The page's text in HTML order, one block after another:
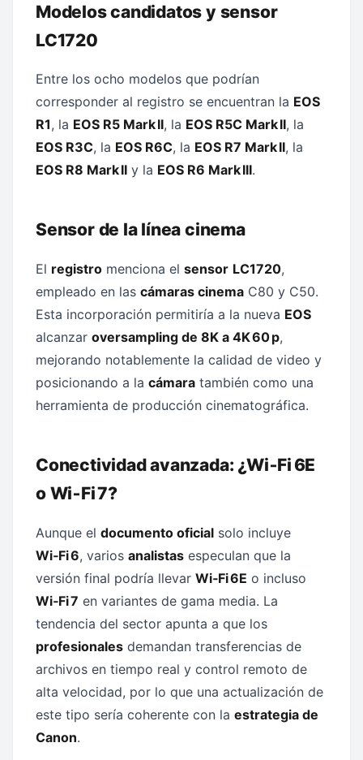
Modelos candidatos y sensor
LC1720
Entre los ocho modelos que podrían
corresponder al registro se encuentran la EOS
R1, la EOS R5 Mark II, la EOS R5C Mark II, la
EOS R3C, la EOS R6C, la EOS R7 Mark II, la
EOS R8 Mark II y la EOS R6 Mark III.
Sensor de la línea cinema
El registro menciona el sensor LC1720,
empleado en las cámaras cinema C80 y C50.
Esta incorporación permitiría a la nueva EOS
alcanzar oversampling de 8K a 4K 60 p,
mejorando notablemente la calidad de video y
posicionando a la cámara también como una
herramienta de producción cinematográfica.
Conectividad avanzada: ¿Wi‑Fi 6E
o Wi‑Fi 7?
Aunque el documento oficial solo incluye
Wi‑Fi 6, varios analistas especulan que la
versión final podría llevar Wi‑Fi 6E o incluso
Wi‑Fi 7 en variantes de gama media. La
tendencia del sector apunta a que los
profesionales demandan transferencias de
archivos en tiempo real y control remoto de
alta velocidad, por lo que una actualización de
este tipo sería coherente con la estrategia de
Canon.